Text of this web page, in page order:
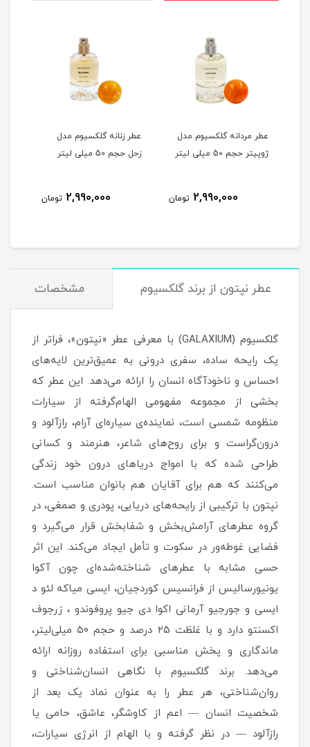
عطر مردانه گلکسیوم مدل
ژوپیتر حجم 50 میلی لیتر
2,990,000 تومان
عطر زنانه گلکسیوم مدل
زحل حجم 50 میلی لیتر
2,990,000 تومان
عطر نپتون از برند گلکسیوم مشخصات
گلکسیوم (GALAXIUM) با معرفی عطر «نپتون»، فراتر از
یک رایحه ساده، سفری درونی به عمیق‌ترین لایه‌های
احساس و ناخودآگاه انسان را ارائه می‌دهد. این عطر که
بخشی از مجموعه مفهومی الهام‌گرفته از سیارات
منظومه شمسی است، نماینده‌ی سیاره‌ای آرام، رازآلود و
درون‌گراست و برای روح‌های شاعر، هنرمند و کسانی
طراحی شده که با امواج دریاهای درون خود زندگی
می‌کنند که هم برای آقایان هم بانوان مناسب است.
نپتون با ترکیبی از رایحه‌های دریایی، پودری و صمغی، در
گروه عطرهای آرامش‌بخش و شفابخش قرار می‌گیرد و
فضایی غوطه‌ور در سکوت و تأمل ایجاد می‌کند. این اثر
حسی مشابه با عطرهای شناخته‌شده‌ای چون آکوا
یونیورسالیس از فرانسیس کوردجیان، ایسی میاکه لئو د
ایسی و جورجیو آرمانی اکوا دی جیو پروفوندو ، زرجوف
اکسنتو دارد و با غلظت ۲۵ درصد و حجم ۵۰ میلی‌لیتر،
ماندگاری و پخش مناسبی برای استفاده روزانه ارائه
می‌دهد. برند گلکسیوم با نگاهی انسان‌شناختی و
روان‌شناختی، هر عطر را به عنوان نماد یک بعد از
شخصیت انسان — اعم از کاوشگر، عاشق، حامی یا
رازآلود — در نظر گرفته و با الهام از انرژی سیارات،